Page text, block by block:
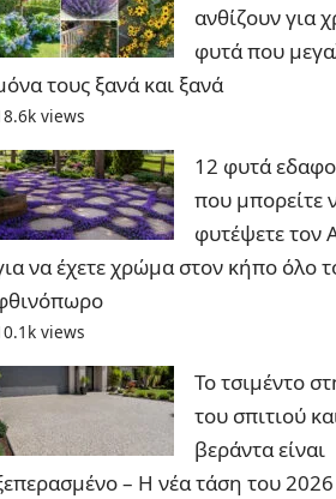
ανθίζουν για
φυτά που
τους ξανά και ξανά
views
12 φυτά
που μπορείτε
φυτέψετε τον
να έχετε χρώμα στον κήπο όλο
views
Το τσιμέντο
του σπιτιού
βεράντα είναι
– Η νέα τάση του